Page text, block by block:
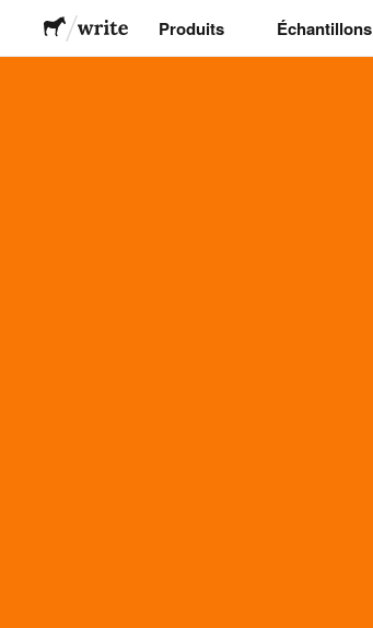
Produits Échantillons